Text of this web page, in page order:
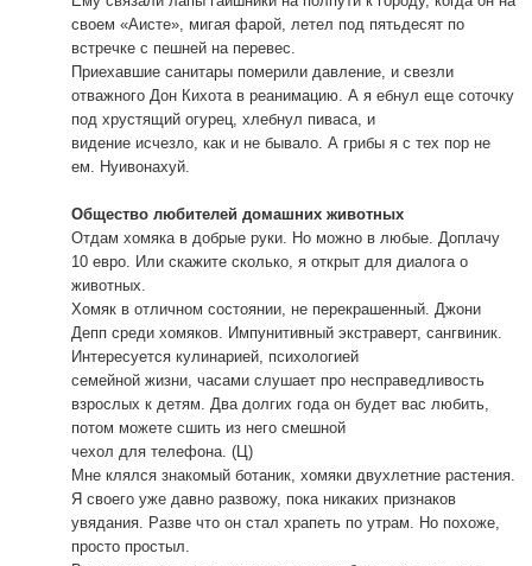
своем «Аисте», мигая фарой, летел под пятьдесят по
встречке с пешней на перевес.
Приехавшие санитары померили давление, и свезли
отважного Дон Кихота в реанимацию. А я ебнул еще соточку
под хрустящий огурец, хлебнул пиваса, и
видение исчезло, как и не бывало. А грибы я с тех пор не
ем. Нуивонахуй.
Общество любителей домашних животных
Отдам хомяка в добрые руки. Но можно в любые. Доплачу
10 евро. Или скажите сколько, я открыт для диалога о
животных.
Хомяк в отличном состоянии, не перекрашенный. Джони
Депп среди хомяков. Импунитивный экстраверт, сангвиник.
Интересуется кулинарией, психологией
семейной жизни, часами слушает про несправедливость
взрослых к детям. Два долгих года он будет вас любить,
потом можете сшить из него смешной
чехол для телефона. (Ц)
Мне клялся знакомый ботаник, хомяки двухлетние растения.
Я своего уже давно развожу, пока никаких признаков
увядания. Разве что он стал храпеть по утрам. Но похоже,
просто простыл.